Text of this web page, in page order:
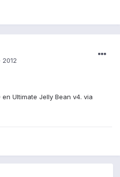
Ultimate Jelly Bean v4. via